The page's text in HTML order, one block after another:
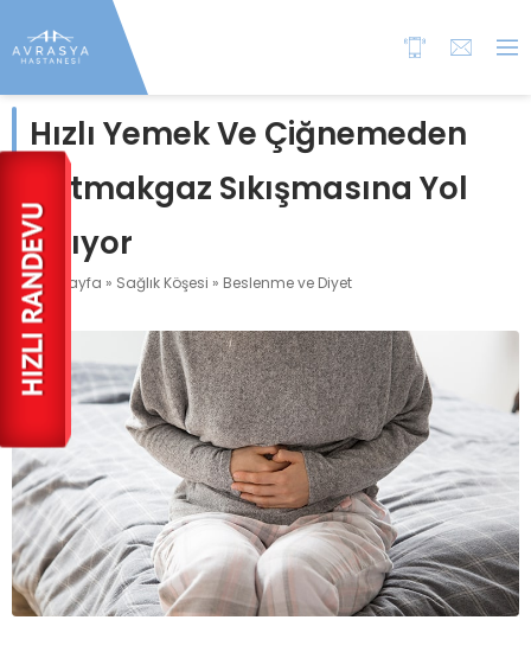
Hızlı Yemek Ve Çiğnemeden
Yutmakgaz Sıkışmasına Yol
Açıyor
Anasayfa » Sağlık Köşesi » Beslenme ve Diyet